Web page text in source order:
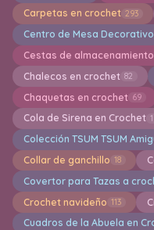
Carpetas en crochet 293
Centro de Mesa
Cestas de almacenamiento
Chalecos en crochet 82
Chaquetas en crochet 69
Cola de Sirena en Crochet 1
Colección TSUM TSUM
Collar de ganchillo 18
Covertor para Tazas a
Crochet navideño 113
Cuadros de la Abuela en